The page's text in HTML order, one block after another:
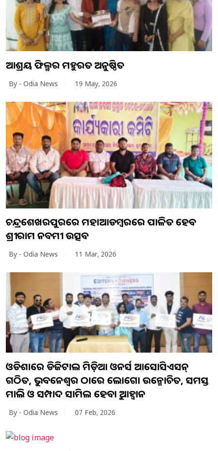
ଆଶ୍ରୟ ଫିଲ୍ମର ମହୁରତ ଅନୁଷ୍ଠିତ
By - Odia News 19 May, 2026
ଚନ୍ଦ୍ରଶେଖରପୁରରେ ମହାଆଡମ୍ବରରେ ପାଳିତ ହେବ
ଶ୍ରୀରାମ ନବମୀ ଉତ୍ସବ
By - Odia News 11 Mar, 2026
ଓଡିଶାରେ ଡିଜିଟାଲ ମିଡ଼ିଆ ଓନର୍ସ ଆସୋସିଏସନ୍
ଗଠିତ, ଭୁବନେଶ୍ୱର ଠାରେ ଲୋଗୋ ଉନ୍ମୋଚିତ, ସମସ୍ତ
ମାଲିକ ଓ ସମ୍ପାଦକ ସାମିଲ ହେବାକୁ ଆହ୍ୱାନ
By - Odia News 07 Feb, 2026